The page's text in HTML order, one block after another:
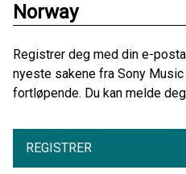
Norway
Registrer deg med din e-
nyeste sakene fra Sony
fortløpende. Du kan melde
REGISTRER